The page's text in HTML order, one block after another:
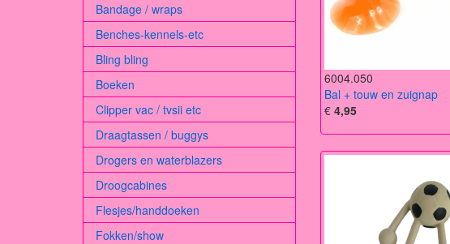
Bandage / wraps
Benches-kennels-etc
Bling bling
Boeken
Clipper vac / tvsii etc
Draagtassen / buggys
Drogers en waterblazers
Droogcabines
Flesjes/handdoeken
Fokken/show
6004.050
Bal + touw en zuignap
€ 4,95